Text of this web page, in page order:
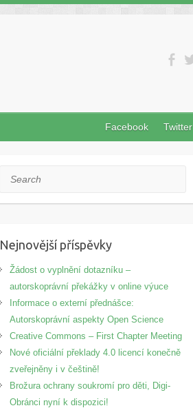
Twitter
Facebook
Search
Nejnovější příspěvky
Žádost o vyplnění dotazníku –
autorskoprávní překážky v online výuce
Informace o externí přednášce:
Autorskoprávní aspekty Open Science
Creative Commons – First Chapter Meeting
Nové oficiální překlady 4.0 licencí konečně
zveřejněny i v češtině!
Brožura ochrany soukromí pro děti, Digi-
Obránci nyní k dispozici!